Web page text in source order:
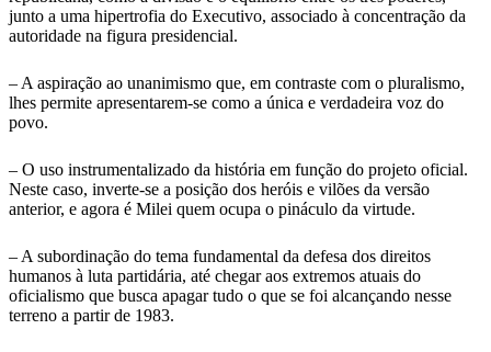
junto a uma hipertrofia do Executivo, associado à concentração da
autoridade na figura presidencial.
– A aspiração ao unanimismo que, em contraste com o pluralismo,
lhes permite apresentarem-se como a única e verdadeira voz do
povo.
– O uso instrumentalizado da história em função do projeto oficial.
Neste caso, inverte-se a posição dos heróis e vilões da versão
anterior, e agora é Milei quem ocupa o pináculo da virtude.
– A subordinação do tema fundamental da defesa dos direitos
humanos à luta partidária, até chegar aos extremos atuais do
oficialismo que busca apagar tudo o que se foi alcançando nesse
terreno a partir de 1983.